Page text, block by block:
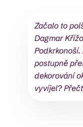
Začalo to
Dagmar
postupně
dekorování
vyvíjel?